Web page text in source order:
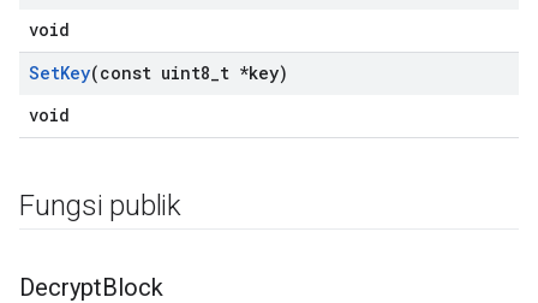
void
SetKey(const uint8 t *key)
void
Fungsi publik
DecryptBlock